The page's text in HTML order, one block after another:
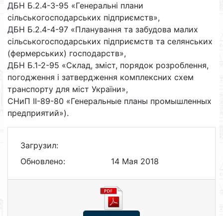
ДБН Б.2.4-3-95 «Генеральні плани
сільськогосподарських підприємств»,
ДБН Б.2.4-4-97 «Планування та забудова малих
сільськогосподарських підприємств та селянських
(фермерських) господарств»,
ДБН Б.1-2-95 «Склад, зміст, порядок розроблення,
погодження і затвердження комплексних схем
транспорту для міст України»,
СНиП ІІ-89-80 «Генеральные планы промышленных
предприятий»).
Загрузил:
Обновлено:
14 Мая 2018